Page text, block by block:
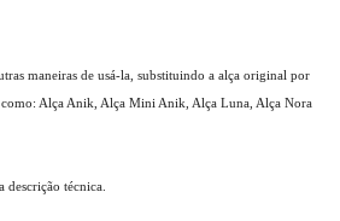
maneiras de usá-la, substituindo a alça original por
como: Alça Anik, Alça Mini Anik, Alça Luna, Alça Nora
descrição técnica.